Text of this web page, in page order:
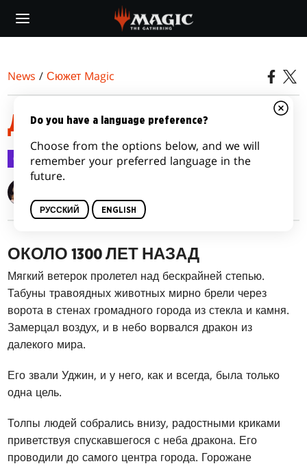
main
News /Сюжет Magic
ДИВЕРСИЯ
Сюжет Magic 1 фев. 2018 г.
ОКОЛО 1300 ЛЕТ НАЗАД
Мягкий ветерок пролетел над бескрайней степью.
Табуны травоядных животных мирно брели через
ворота в стенах громадного города из стекла и камня.
Замерцал воздух, и в небо ворвался дракон из
далекого мира.
Его звали Уджин, и у него, как и всегда, была только
одна цель.
Толпы людей собрались внизу, радостными криками
приветствуя спускавшегося с неба дракона. Его
проводили до самого центра города. Горожане
Do you have a language preference?
Choose from the options below, and we will
remember your preferred language in the
future.
РУССКИЙ ENGLISH